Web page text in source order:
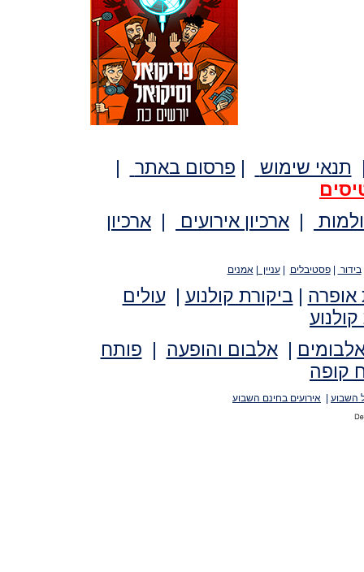
תנאי שימוש | פרסום באתר
|
| ארכיון אירועים | ארכיון
בידור |פסטיבלים |עניין |אמנים
אופרה | ביקורת קולנוע |עולים
קולנוע
|אלבום והופעה | פותח
קופה
השבוע אירועים בחינם השבוע